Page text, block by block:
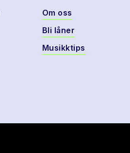
Om oss
Bli låner
Musikktips